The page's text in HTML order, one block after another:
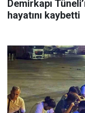
Demirkapı
hayatını kaybetti